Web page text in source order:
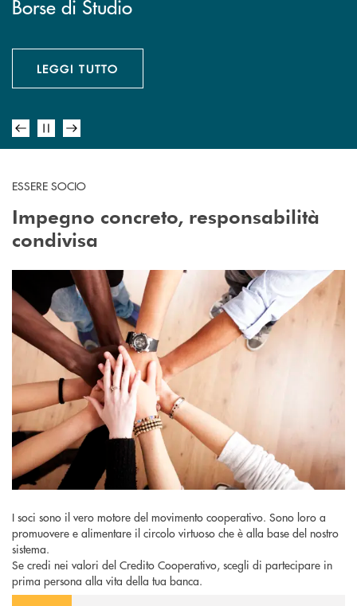
Vivi daprotagonista
DIVENTA PROTAGONISTA
Borse di Studio
LEGGI TUTTO
Inbank
SICUREZZA WEB
ESSERE SOCIO
Impegno concreto, responsabilità
condivisa
I soci sono il vero motore del movimento cooperativo. Sono loro a
promuovere e alimentare il circolo virtuoso che è alla base del nostro
sistema.
Se credi nei valori del Credito Cooperativo, scegli di partecipare in
prima persona alla vita della tua banca.